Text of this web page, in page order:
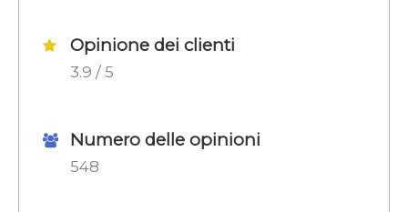
Opinione dei clienti
3.9 / 5
Numero delle opinioni
548